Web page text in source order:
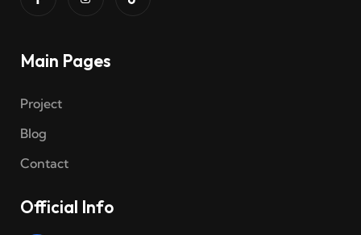
Main Pages
Project
Blog
Contact
Official Info